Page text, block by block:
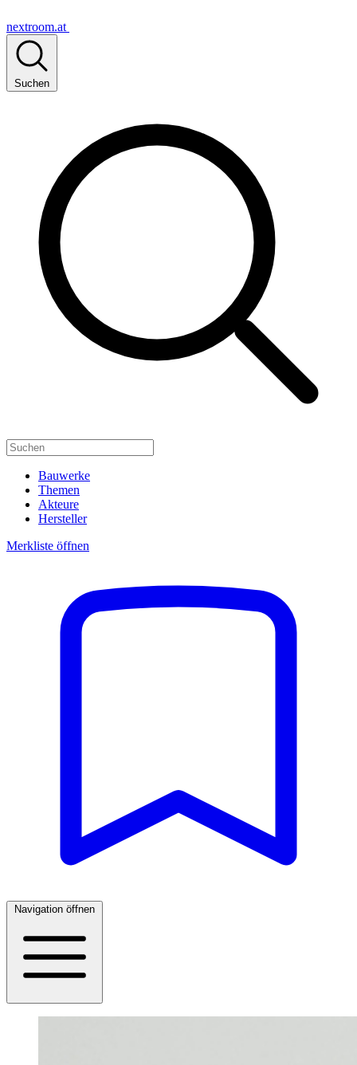
nextroom.at
Suchen
Bauwerke
Themen
Akteure
Hersteller
Merkliste öffnen
Navigation öffnen